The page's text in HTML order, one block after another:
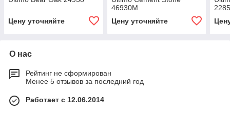
Цену уточняйте
46930M
Цену уточняйте
О нас
Рейтинг не сформирован
Менее 5 отзывов за последний год
Работает с 12.06.2014